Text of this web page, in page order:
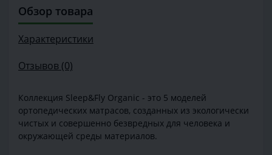
Обзор товара
Характеристики
Отзывов (0)
Коллекция Sleep&Fly Organic - это 5 моделей
ортопедических матрасов, созданных из экологически
чистых и совершенно безвредных для человека и
окружающей среды материалов.